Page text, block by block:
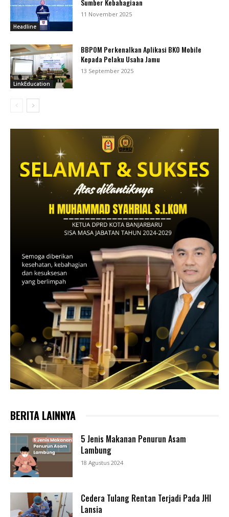
Headline
Sumber Kebahagiaan
11 November 2025
LinkEducation
BBPOM Perkenalkan Aplikasi BKO Mobile
Kepada Pelaku Usaha Jamu
13 September 2025
BERITA LAINNYA
5 Jenis Makanan Penurun Asam
Lambung
18 Agustus 2024
Cedera Tulang Rentan Terjadi Pada JHI
Lansia